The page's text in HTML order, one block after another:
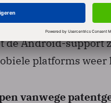
beperkt zijn tot
van
de Android-support
platforms
vanwege